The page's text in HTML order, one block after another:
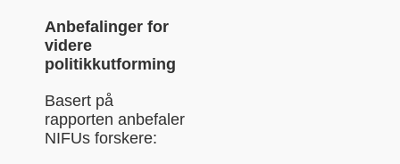
Anbefalinger for
videre
politikkutforming
Basert på
rapporten anbefaler
NIFUs forskere: